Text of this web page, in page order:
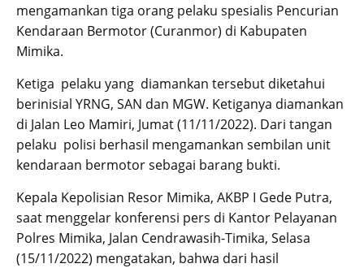
mengamankan tiga orang pelaku spesialis Pencurian
Kendaraan Bermotor (Curanmor) di Kabupaten
Mimika.
Ketiga pelaku yang diamankan tersebut diketahui
berinisial YRNG, SAN dan MGW. Ketiganya diamankan
di Jalan Leo Mamiri, Jumat (11/11/2022). Dari tangan
pelaku polisi berhasil mengamankan sembilan unit
kendaraan bermotor sebagai barang bukti.
Kepala Kepolisian Resor Mimika, AKBP I Gede Putra,
saat menggelar konferensi pers di Kantor Pelayanan
Polres Mimika, Jalan Cendrawasih-Timika, Selasa
(15/11/2022) mengatakan, bahwa dari hasil